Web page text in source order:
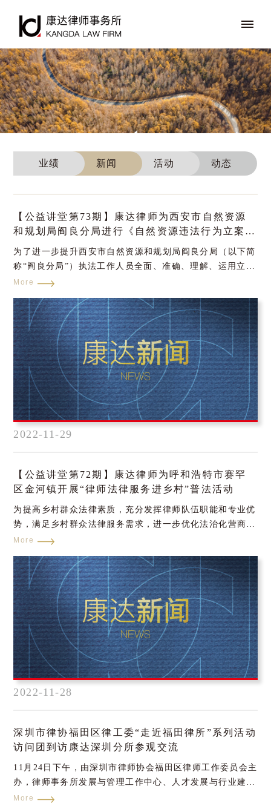
业绩 新闻 活动 动态
【公益讲堂第73期】康达律师为西安市自然资源
和规划局阎良分局进行《自然资源违法行为立案查
处工作规程》专题培训
为了进一步提升西安市自然资源和规划局阎良分局（以下简
称“阎良分局”）执法工作人员全面、准确、理解、运用立案
查处工作规程的能力，同时规范执法工作和提高执法效能。
请，就《自然资源违法行为立案查处工作规程》（以下简
称“《规程》”）进行全面解读。
More
2022-11-29
【公益讲堂第72期】康达律师为呼和浩特市赛罕
区金河镇开展“律师法律服务进乡村”普法活动
为提高乡村群众法律素质，充分发挥律师队伍职能和专业优
势，满足乡村群众法律服务需求，进一步优化法治化营商环
境，康达呼和浩特分所律师郭利娜、尧步超、韩新彤为呼和
村”活动。
More
2022-11-28
深圳市律协福田区律工委“走近福田律所”系列活动
访问团到访康达深圳分所参观交流
11月24日下午，由深圳市律师协会福田区律师工作委员会主
办，律师事务所发展与管理工作中心、人才发展与行业建设
工作中心、公益事务工作中心联合承办的“走近福田律所”系
More